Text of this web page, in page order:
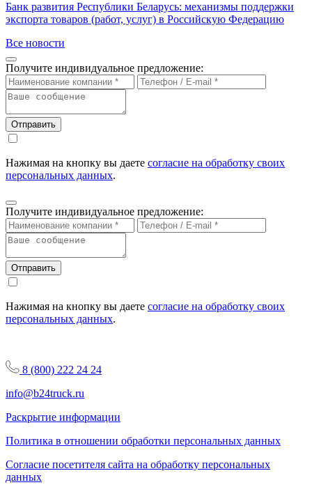
Банк развития Республики Беларусь: механизмы поддержки
экспорта товаров (работ, услуг) в Российскую Федерацию
Все новости
Получите индивидуальное предложение:
Отправить
Нажимая на кнопку вы даете согласие на обработку своих
персональных данных.
Получите индивидуальное предложение:
Отправить
Нажимая на кнопку вы даете согласие на обработку своих
персональных данных.
8 (800) 222 24 24
info@b24truck.ru
Раскрытие информации
Политика в отношении обработки персональных данных
Согласие посетителя сайта на обработку персональных
данных